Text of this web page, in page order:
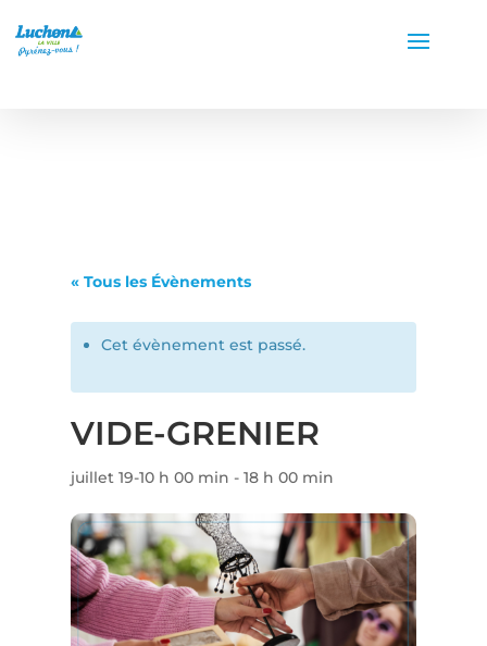
« Tous les Évènements
Cet évènement est passé.
VIDE-GRENIER
juillet 19-10 h 00 min - 18 h 00 min